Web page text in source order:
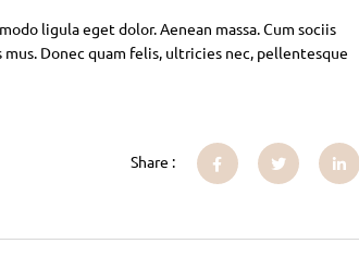
ligula eget dolor. Aenean massa. Cum sociis
Donec quam felis, ultricies nec, pellentesque
Share :